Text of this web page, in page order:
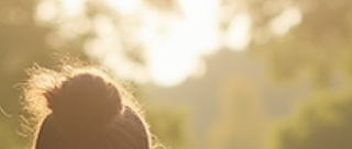
en paz o que necesitas hacer ciertas
acciones una y otra vez para sentirte
tranquilo? Eso es justo lo que viven quienes
tienen TOC. Pero, ¡no estás solo! En Costa
Rica, existen diversas opciones para el